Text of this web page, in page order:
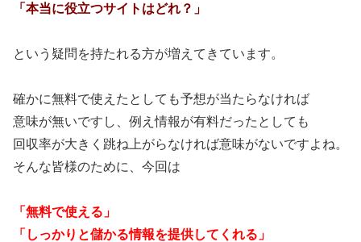
「本当に役立つサイトはどれ？」
という疑問を持たれる方が増えてきています。
確かに無料で使えたとしても予想が当たらなければ
意味が無いですし、例え情報が有料だったとしても
回収率が大きく跳ね上がらなければ意味がないですよね。
そんな皆様のために、今回は
「無料で使える」
「しっかりと儲かる情報を提供してくれる」